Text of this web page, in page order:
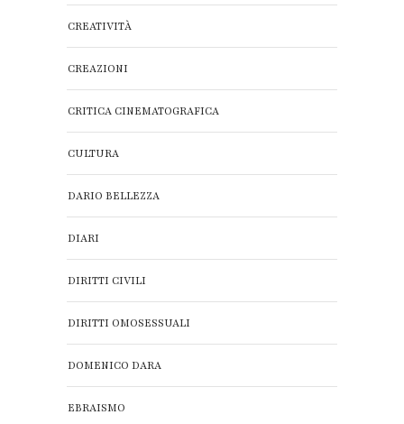
CREATIVITÀ
CREAZIONI
CRITICA CINEMATOGRAFICA
CULTURA
DARIO BELLEZZA
DIARI
DIRITTI CIVILI
DIRITTI OMOSESSUALI
DOMENICO DARA
EBRAISMO